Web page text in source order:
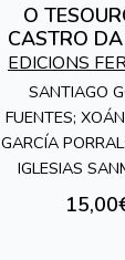
O
CASTRO
EDICIONS
SANTIAGO
FUENTES;
GARCÍA
IGLESIAS